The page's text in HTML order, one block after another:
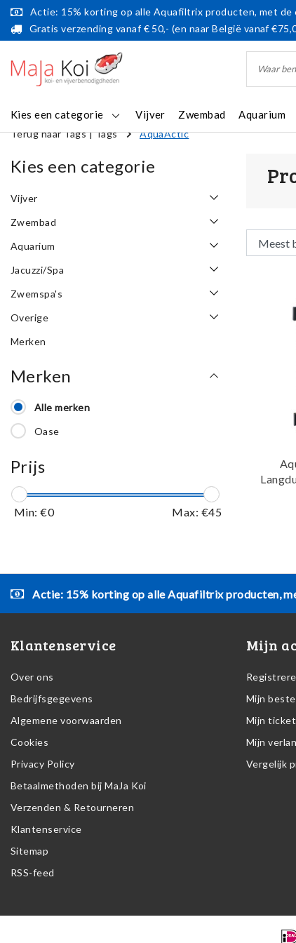
Actie: 15% korting op alle Aquafiltrix producten, met
Gratis verzending vanaf € 50,- (en naar België vanaf
Kies een categorie Vijver Zwembad Aquarium
Terug naar Tags|Tags AquaActic
Kies een categorie
Vijver
Zwembad
Aquarium
Jacuzzi/Spa
Zwemspa's
Overige
Merken
Merken
Alle merken
Oase
Prijs
Min: €0 Max: €45
Actie: 15% korting op alle Aquafiltrix producten,
Klantenservice
Over ons
Bedrijfsgegevens
Algemene voorwaarden
Cookies
Privacy Policy
Betaalmethoden bij MaJa Koi
Verzenden & Retourneren
Klantenservice
Sitemap
RSS-feed
Mijn
Mijn
Mijn
Mijn
Vergelijk